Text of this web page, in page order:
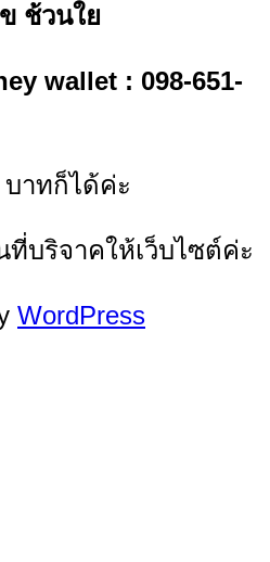
ช้วนใย
wallet : 098-651-
าทก็ได้ค่ะ
บริจาคให้เว็บไซต์ค่ะ
WordPress